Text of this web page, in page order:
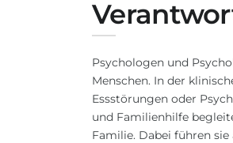
Psychologen und
Menschen. In der
Essstörungen oder
und Familienhilfe
Familie. Dabei führen